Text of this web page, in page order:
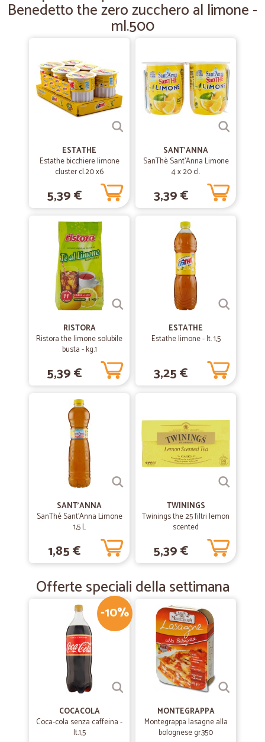
mi piace sono anziana e ho bisogno di fare la spesa a m odo mio
cosa mi serve e quando spendere CICALIA e tutto questo consilio a
Benedetto the zero zucchero al limone -
ml.500
ESTATHE
Estathe bicchiere limone
cluster cl.20 x6
5,39 €
SANT'ANNA
SanThè Sant'Anna Limone
4 x 20 cl.
3,39 €
RISTORA
Ristora the limone solubile
busta - kg.1
5,39 €
ESTATHE
Estathe limone - lt. 1,5
3,25 €
SANT'ANNA
SanThé Sant'Anna Limone
1,5 L
1,85 €
TWININGS
Twinings the 25 filtri lemon
scented
5,39 €
Offerte speciali della settimana
-10%
COCACOLA
Coca-cola senza caffeina -
lt.1,5
MONTEGRAPPA
Montegrappa lasagne alla
bolognese gr.350